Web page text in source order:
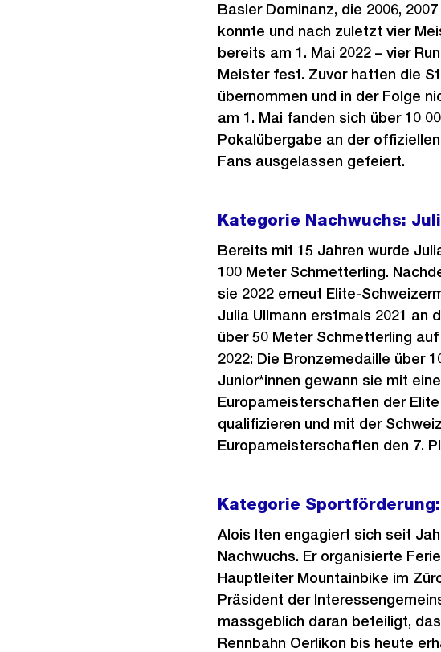
Basler Dominanz, die 2006,
konnte und nach zuletzt vier
bereits am 1. Mai 2022 – vier
Meister fest. Zuvor hatten die
übernommen und in der Folge
am 1. Mai fanden sich über 10
Pokalübergabe an der
Fans ausgelassen gefeiert.
Kategorie Nachwuchs:
Bereits mit 15 Jahren wurde
100 Meter Schmetterling.
sie 2022 erneut Elite-
Julia Ullmann erstmals 2021 an
über 50 Meter Schmetterling
2022: Die Bronzemedaille über
Junior*innen gewann sie mit
Europameisterschaften der
qualifizieren und mit der
Europameisterschaften den 7.
Kategorie
Alois Iten engagiert sich seit
Nachwuchs. Er organisierte
Hauptleiter Mountainbike im
Präsident der
massgeblich daran beteiligt,
Rennbahn Oerlikon bis heute